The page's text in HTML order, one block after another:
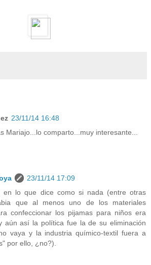
23/11/14 16:48
Mariajo...lo comparto...muy interesante...
23/11/14 17:09
en lo que dice como si nada (entre otras
que al menos uno de los materiales
confeccionar los pijamas para niños era
aún así la política fue la de su eliminación
vaya y la industria químico-textil fuera a
por ello, ¿no?).